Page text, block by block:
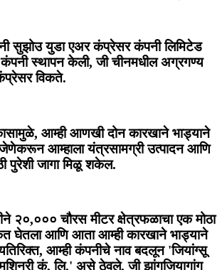
सुझोउ युडा एअर कंप्रेसर कंपनी लिमिटेड
कंपनी स्थापन केली, जी चीनमधील अग्रगण्य
विकते.
आम्ही आणखी दोन कारखाने भाड्याने
आम्हाला यंत्रसामग्री उत्पादन आणि
पुरेशी जागा मिळू शकेल.
२०,००० चौरस मीटर क्षेत्रफळाचा एक मोठा
घेतला आणि आता आम्ही कारखाने भाड्याने
आम्ही कंपनीचे नाव बदलून 'जियांग्सू
कं, लि.' असे ठेवले, जी झांगजियागांग